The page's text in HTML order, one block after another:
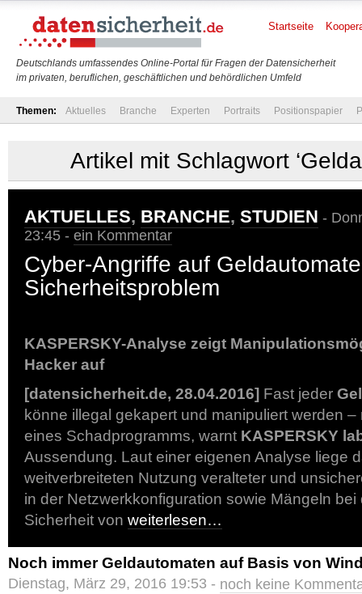
Deutschlands umfassendes Online-Portal für Fragen der Datensicherheit
im privaten, beruflichen, geschäftlichen und behördlichen Umfeld
Startseite
Themen: Aktuelles Branche Experten Portraits Positionspapier
Artikel mit Schlagwort
AKTUELLES, BRANCHE, STUDIEN -
23:45 - ein Kommentar
Cyber-Angriffe auf
Sicherheitsproblem
KASPERSKY-Analyse zeigt
Hacker auf
[datensicherheit.de, 28.04.2016] Fast jeder
könne illegal gekapert und manipuliert werden –
eines Schadprogramms, warnt KASPERSKY
Aussendung. Laut einer eigenen Analyse liege
weitverbreiteten Nutzung veralteter und
in der Netzwerkkonfiguration sowie Mängeln
Sicherheit von weiterlesen…
Noch immer Geldautomaten auf Basis von
Dienstag, März 29, 2016 19:53 - noch keine